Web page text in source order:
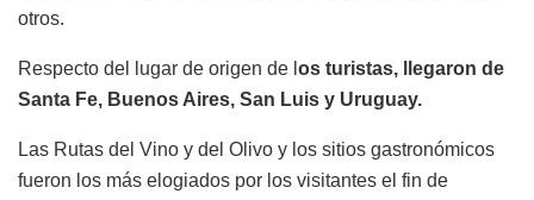
otros.
Respecto del lugar de origen de l os turistas, llegaron de
Santa Fe, Buenos Aires, San Luis y Uruguay.
Las Rutas del Vino y del Olivo y los sitios gastronómicos
fueron los más elogiados por los visitantes el fin de